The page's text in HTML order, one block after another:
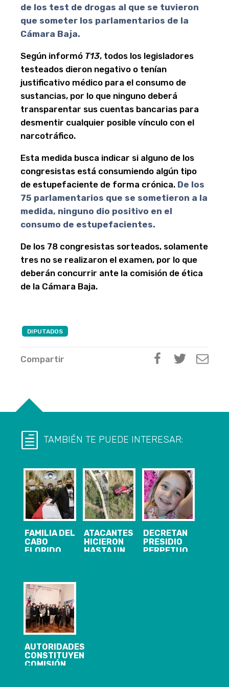
de los test de drogas al que se tuvieron
que someter los parlamentarios de la
Cámara Baja.
Según informó T13, todos los legisladores
testeados dieron negativo o tenían
justificativo médico para el consumo de
sustancias, por lo que ninguno deberá
transparentar sus cuentas bancarias para
desmentir cualquier posible vínculo con el
narcotráfico.
Esta medida busca indicar si alguno de los
congresistas está consumiendo algún tipo
de estupefaciente de forma crónica. De los
75 parlamentarios que se sometieron a la
medida, ninguno dio positivo en el
consumo de estupefacientes.
De los 78 congresistas sorteados, solamente
tres no se realizaron el examen, por lo que
deberán concurrir ante la comisión de ética
de la Cámara Baja.
DIPUTADOS
Compartir
TAMBIÉN TE PUEDE INTERESAR:
FAMILIA DEL
CABO
FLORIDO
FUNERAL
ATACANTES
HICIERON
HASTA UN
DECRETAN
PRESIDIO
PERPETUO
AUTORIDADES
CONSTITUYEN
COMISIÓN